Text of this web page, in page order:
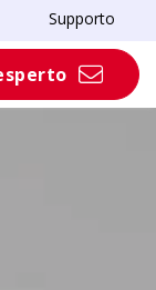
Supporto